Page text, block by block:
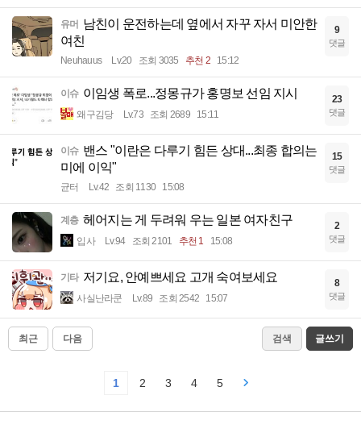
유머 남친이 운전하는데 옆에서 자꾸 자서 미안한
여친
Neuhauus Lv.20 조회 3035 추천 2 15:12
9
댓글
이슈 이임생 폭로...정몽규가 홍명보 선임 지시
왜구김당 Lv.73 조회 2689 15:11
23
댓글
이슈 밴스 "이란은 다루기 힘든 상대...최종 합의는
미에 이익"
균터 Lv.42 조회 1130 15:08
15
댓글
계층 헤어지는 게 두려워 우는 일본 여자친구
입사 Lv.94 조회 2101 추천 1 15:08
2
댓글
기타 저기요, 안예쁘세요 고개 숙여보세요
사실난라쿤 Lv.89 조회 2542 15:07
8
댓글
최근 다음 검색 글쓰기
1 2 3 4 5